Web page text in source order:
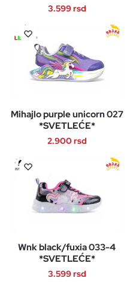
3.599rsd
proizvod
ima
više
varijanti.
mogu
biti
izabrane
proizvoda.
Mihajlo purple unicorn 027
*SVETLEĆE*
2.900 rsd
ima
više
mogu
biti
izabrane
Wnk black/fuxia 033-4
*SVETLEĆE*
3.599rsd